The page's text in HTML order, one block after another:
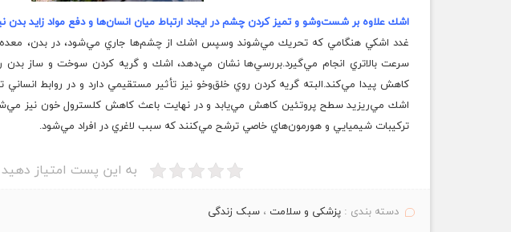
اشك علاوه بر شست‌وشو و تميز كردن چشم در ايجاد ارتباط ميان انسان‌ها و دفع مواد زايد بدن
غدد اشكي هنگامي كه تحريك مي‌شوند وسپس اشك از چشم‌ها جاري مي‌شود، در بدن،
سرعت بالاتري انجام مي‌گيرد.بررسي‌ها نشان مي‌دهد، اشك و گريه كردن سوخت و ساز بدن
كاهش پيدا مي‌كند.البته گريه كردن روي خلق‌وخو نيز تأثير مستقيمي دارد و در روابط انساني
اشك مي‌ريزيد سطح پروتئين كاهش مي‌يابد و در نهايت باعث كاهش كلسترول خون نيز
تركيبات شيميايي و هورمون‌هاي خاصي ترشح مي‌كنند كه سبب لاغري در افراد مي‌شود.
به این پست امتیاز دهید
دسته بندی :پزشکی و سلامت ،سبک زندگی